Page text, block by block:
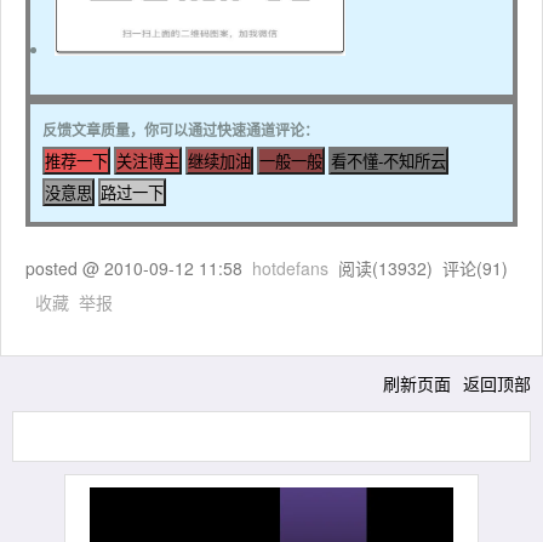
反馈文章质量，你可以通过快速通道评论：
posted @ 2010-09-12 11:58 hotdefans 阅读(13932) 评论(91)
收藏 举报
刷新页面 返回顶部